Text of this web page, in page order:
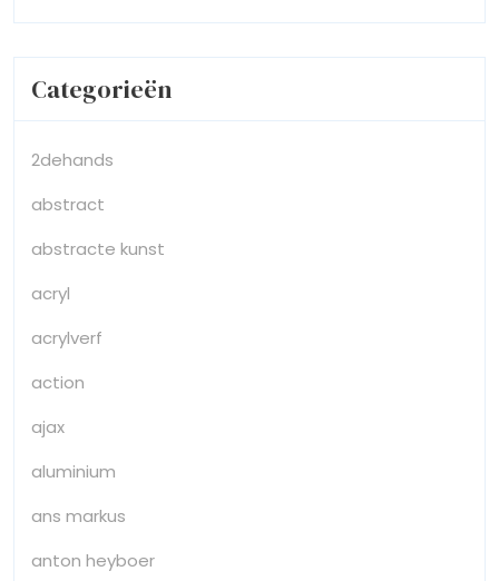
Categorieën
2dehands
abstract
abstracte kunst
acryl
acrylverf
action
ajax
aluminium
ans markus
anton heyboer